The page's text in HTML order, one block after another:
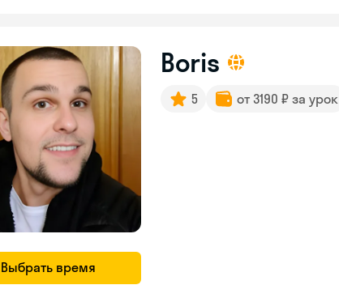
Выбрать время
Boris
5 от 3190 ₽ за урок